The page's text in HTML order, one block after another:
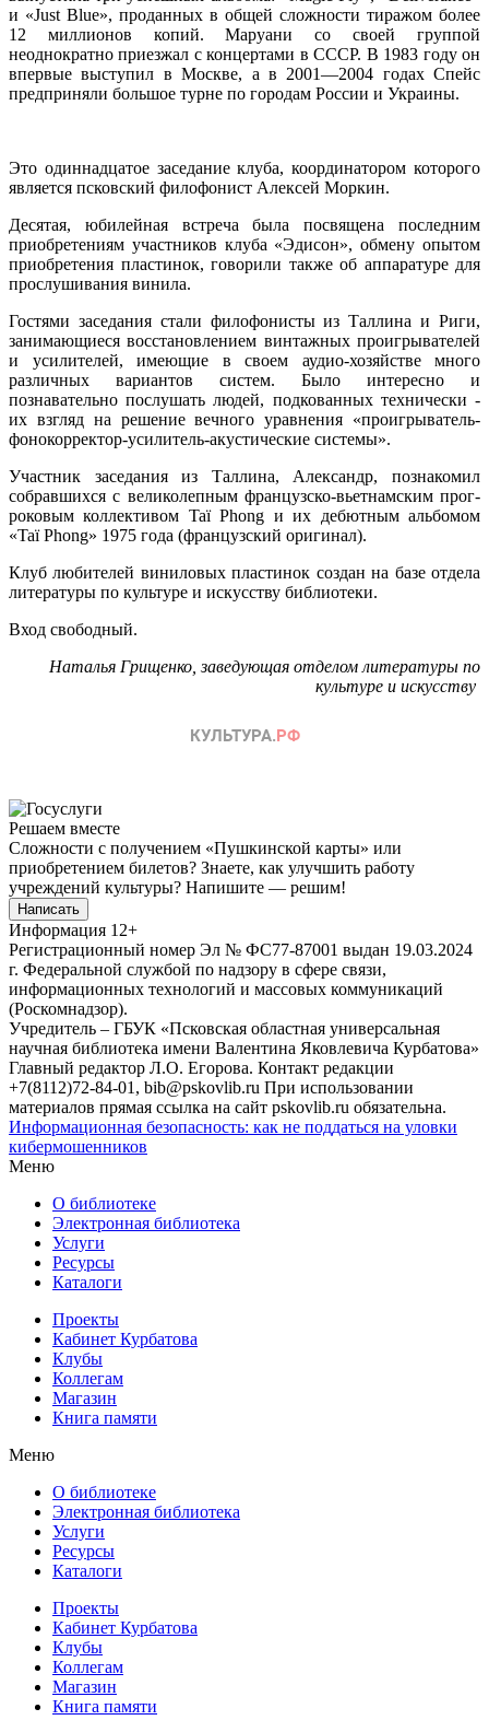
и «Just Blue», проданных в общей сложности тиражом более
12 миллионов копий. Маруани со своей группой
неоднократно приезжал с концертами в СССР. В 1983 году он
впервые выступил в Москве, а в 2001—2004 годах Спейс
предприняли большое турне по городам России и Украины.
Это одиннадцатое заседание клуба, координатором которого
является псковский филофонист Алексей Моркин.
Десятая, юбилейная встреча была посвящена последним
приобретениям участников клуба «Эдисон», обмену опытом
приобретения пластинок, говорили также об аппаратуре для
прослушивания винила.
Гостями заседания стали филофонисты из Таллина и Риги,
занимающиеся восстановлением винтажных проигрывателей
и усилителей, имеющие в своем аудио-хозяйстве много
различных вариантов систем. Было интересно и
познавательно послушать людей, подкованных технически -
их взгляд на решение вечного уравнения «проигрыватель-
фонокорректор-усилитель-акустические системы».
Участник заседания из Таллина, Александр, познакомил
собравшихся с великолепным французско-вьетнамским прог-
роковым коллективом Taï Phong и их дебютным альбомом
«Taï Phong» 1975 года (французский оригинал).
Клуб любителей виниловых пластинок создан на базе отдела
литературы по культуре и искусству библиотеки.
Вход свободный.
Наталья Грищенко, заведующая отделом литературы по
культуре и искусству
Решаем вместе
Сложности с получением «Пушкинской карты» или
приобретением билетов? Знаете, как улучшить работу
учреждений культуры? Напишите — решим!
Написать
Информация 12+
Регистрационный номер Эл № ФС77-87001 выдан 19.03.2024
г. Федеральной службой по надзору в сфере связи,
информационных технологий и массовых коммуникаций
(Роскомнадзор).
Учредитель – ГБУК «Псковская областная универсальная
научная библиотека имени Валентина Яковлевича Курбатова»
Главный редактор Л.О. Егорова. Контакт редакции
+7(8112)72-84-01, bib@pskovlib.ru При использовании
материалов прямая ссылка на сайт pskovlib.ru обязательна.
Информационная безопасность: как не поддаться на уловки
кибермошенников
Меню
О библиотеке
Электронная библиотека
Услуги
Ресурсы
Каталоги
Проекты
Кабинет Курбатова
Клубы
Коллегам
Магазин
Книга памяти
Меню
О библиотеке
Электронная библиотека
Услуги
Ресурсы
Каталоги
Проекты
Кабинет Курбатова
Клубы
Коллегам
Магазин
Книга памяти